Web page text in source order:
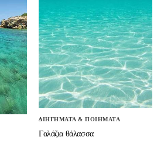
ΔΙΗΓΗΜΑΤΑ & ΠΟΙΗΜΑΤΑ
Γαλάζια θάλασσα